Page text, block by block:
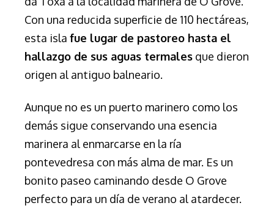
Con una reducida superficie de 110 hectáreas,
esta isla fue lugar de pastoreo hasta el
hallazgo de sus aguas termales que dieron
origen al antiguo balneario.
Aunque no es un puerto marinero como los
demás sigue conservando una esencia
marinera al enmarcarse en la ría
pontevedresa con más alma de mar. Es un
bonito paseo caminando desde O Grove
perfecto para un día de verano al atardecer.